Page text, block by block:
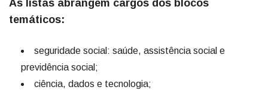
As listas abrangem cargos dos blocos
temáticos:
seguridade social: saúde, assistência social e
previdência social;
ciência, dados e tecnologia;